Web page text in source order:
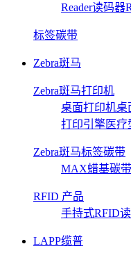
Reader读码器
标签碳带
Zebra斑马
Zebra斑马打印机
桌面打印机桌
打印引擎医
Zebra斑马标签碳带
MAX蜡基碳带
RFID 产品
手持式RFID
LAPP缆普